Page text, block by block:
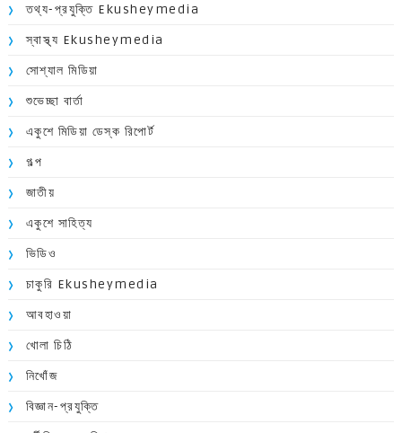
তথ্য-প্রযুক্তি Ekusheymedia
স্বাস্থ্য Ekusheymedia
সোশ্যাল মিডিয়া
শুভেচ্ছা বার্তা
একুশে মিডিয়া ডেস্ক রিপোর্ট
গল্প
জাতীয়
একুশে সাহিত্য
ভিডিও
চাকুরি Ekusheymedia
আবহাওয়া
খোলা চিঠি
নিখোঁজ
বিজ্ঞান-প্রযুক্তি